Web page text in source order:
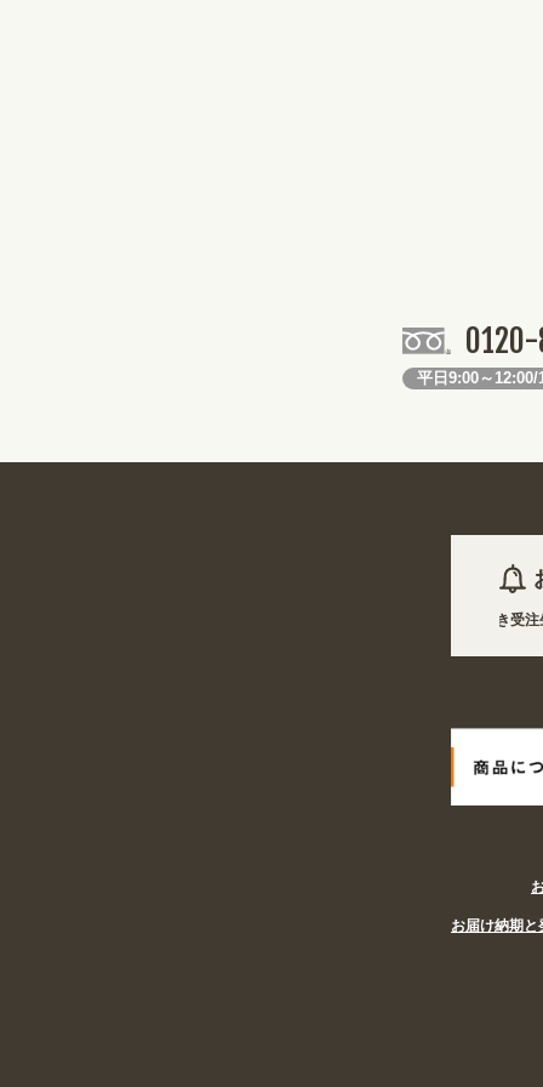
平日9:00～12:00/
2026年08月06日 商品は一部(ポール・注水台など)を除き受注生
お届け納期と